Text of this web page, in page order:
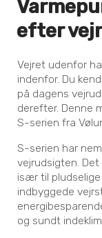
efter
Vejret udenfor
indenfor. Du
på dagens
derefter. Denne
S-serien fra
S-serien har
vejrudsigten.
især til
indbyggede
og sundt